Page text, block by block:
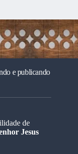
e publicando
de
Jesus